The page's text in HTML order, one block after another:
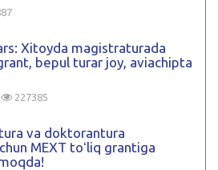
Xitoyda magistraturada
bepul turar joy, aviachipta
227385
va doktorantura
MEXT toʻliq grantiga